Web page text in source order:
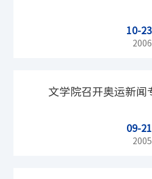
10-23
2006
文学院召开奥运新闻
09-21
2005